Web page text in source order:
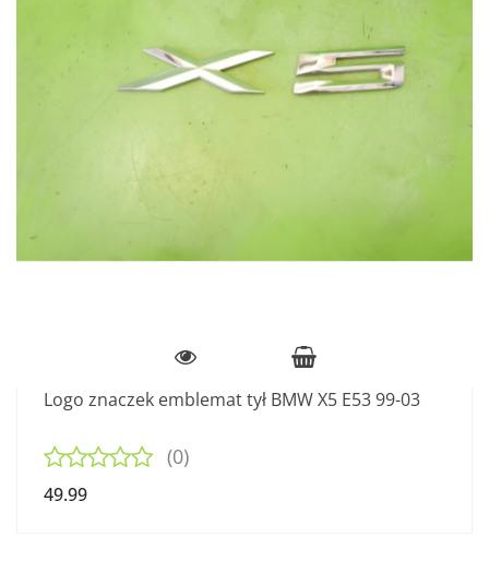
Logo znaczek emblemat tył BMW X5 E53 99-03
(0)
49.99